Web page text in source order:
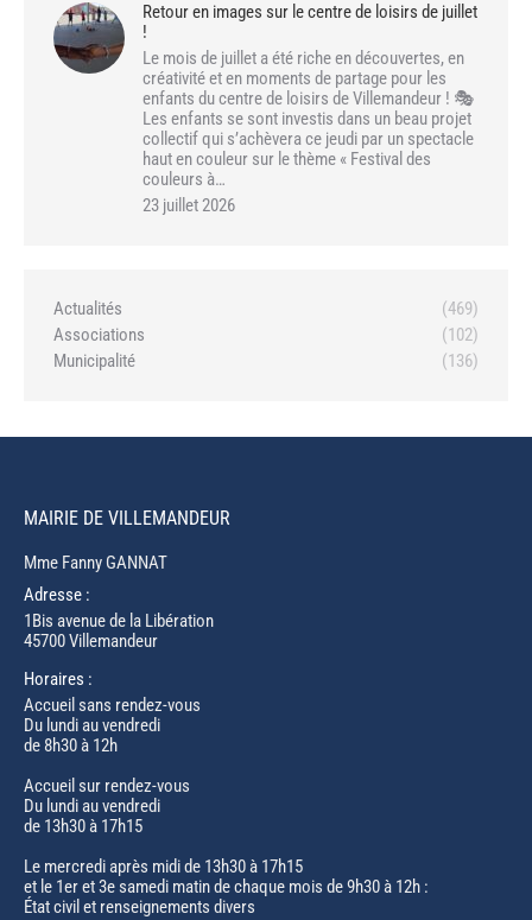
Retour en images sur le centre de loisirs de juillet
!
Le mois de juillet a été riche en découvertes, en
créativité et en moments de partage pour les
enfants du centre de loisirs de Villemandeur ! 🎭
Les enfants se sont investis dans un beau projet
collectif qui s’achèvera ce jeudi par un spectacle
haut en couleur sur le thème « Festival des
couleurs à…
23 juillet 2026
Actualités
(469)
Associations
(102)
Municipalité
(136)
MAIRIE DE VILLEMANDEUR
Mme Fanny GANNAT
Adresse :
1Bis avenue de la Libération
45700 Villemandeur
Horaires :
Accueil sans rendez-vous
Du lundi au vendredi
de 8h30 à 12h
Accueil sur rendez-vous
Du lundi au vendredi
de 13h30 à 17h15
Le mercredi après midi de 13h30 à 17h15
et le 1er et 3e samedi matin de chaque mois de 9h30 à 12h :
État civil et renseignements divers